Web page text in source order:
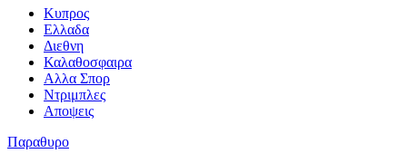
Κυπρος
Ελλαδα
Διεθνη
Καλαθοσφαιρα
Αλλα Σπορ
Ντριμπλες
Αποψεις
Παραθυρο